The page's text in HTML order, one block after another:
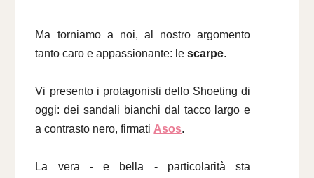
Ma torniamo a noi, al nostro argomento
tanto caro e appassionante: lescarpe.
Vi presento i protagonisti dello Shoeting di
oggi: dei sandali bianchi dal tacco largo e
a contrasto nero, firmati Asos.
La vera - e bella - particolarità sta